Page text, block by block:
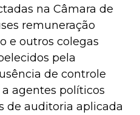
na Câmara de
remuneração
e outros colegas
pela
de controle
agentes políticos
de auditoria aplicada